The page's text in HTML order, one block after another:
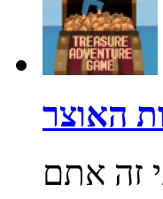
האוצר